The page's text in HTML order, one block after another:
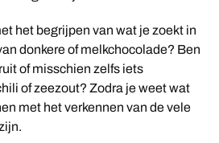
het begrijpen van wat je zoekt in
donkere of melkchocolade? Ben
of misschien zelfs iets
of zeezout? Zodra je weet wat
met het verkennen van de vele